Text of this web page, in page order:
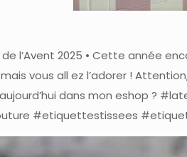
l’Avent 2025 • Cette année
mais vous all ez l’adorer !
aujourd’hui dans mon eshop ?
#etiquettestissees